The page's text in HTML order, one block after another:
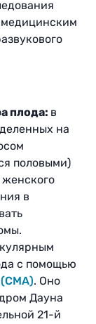
медицинским
плода: в
на
половыми)
в
с помощью
. Оно
Дауна
21-й